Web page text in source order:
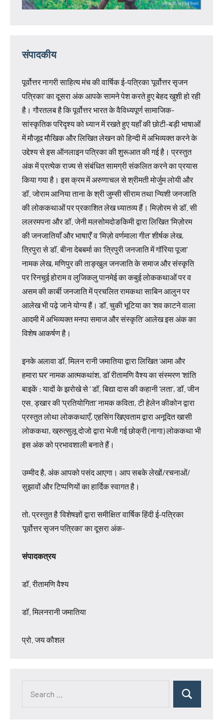
संपादकीय
पूर्वोत्तर नागरी साहित्य मंच की वार्षिक ई-पत्रिका ‘पूर्वोत्तर सृजन
पत्रिका’ का दूसरा अंक आपके सामने पेश करते हुए बेहद खुशी हो रही
है। गौरतलब है कि पूर्वोत्तर भारत के वैविध्यपूर्ण सामाजिक-
सांस्कृतिक परिदृश्य को ध्यान में रखते हुए यहाँ की छोटी-बड़ी भाषाओं
में मौजूद मौखिक और लिखित लेखन को हिन्दी में अभिव्यक्त करने के
उद्देश्य से इस ऑनलाइन पत्रिका की शुरूआत की गई है। प्रस्तुत
अंक में प्रत्येक राज्य से संबंधित सामग्री संकलित करने का प्रयास
किया गया है। इस क्रम में अरुणाचल से श्रीमती मोर्जुम लोयी और
डॉ. जोराम आनिया ताना के श्री जुम्सी सीराम तथा न्यिशी जनजाति
की लोककथाओं पर प्रकाशित लेख ध्यातव्य हैं। मिज़ोरम से डॉ. सी
ललरमपना और डॉ. जेनी मलसोमदोङकिमी द्वारा लिखित ‘मिज़ोरम
की जनजातियाँ और भाषाएँ’ व ‘मिज़ो वर्णमाला गीत’ शीर्षक लेख,
त्रिपुरा से डॉ. बीना देबबर्मा का ‘त्रिपुरी जनजाति में गॉरिया पूजा’
नामक लेख, मणिपुर की ताङ्खुल जनजाति के समाज और संस्कृति
पर रिनचुई होराम व लुजिकलु पानमेई का कबुई लोककथाओं पर व
असम की कार्बी जनजाति में प्रचलित रामकथा साबिन आलुन पर
आलेख भी पढ़े जाने योग्य हैं। डॉ. चुकी भूटिया का ‘शव काटने वाला
आदमी में अभिव्यक्त मनपा समाज और संस्कृति’ आलेख इस अंक का
विशेष आकर्षण है।
इनके अलावा डॉ. मिलन रानी जमातिया द्वारा लिखित ‘आमा और
हमारा घर’ नामक आत्मकथांश, डाॅ रीतामणि वैश्य का संस्मरण ‘शांति
बाइकें : यादों के झरोखे से ‘ डॉ. बिद्या दास की कहानी ‘लता’, डॉ. जीन
एस. ड्खार की ‘प्रतियोगिता’ नामक कविता, टी हेलेन कीकोन द्वारा
प्रस्तुत लोथा लोककथाएँ, एहसिंग खिएवताम द्वारा अनूदित खासी
लोककथा, ख्रुत्सुलू दोजो द्वारा भेजी गई छोक्री (नागा) लोककथा भी
इस अंक को प्रभावशाली बनाते हैं।
उम्मीद है, अंक आपको पसंद आएगा। आप सबके लेखों/रचनाओं/
सुझावों और टिप्पणियों का हार्दिक स्वागत है।
तो, प्रस्तुत है ‘विशेषज्ञों द्वारा समीक्षित’ वार्षिक हिंदी ई-पत्रिका
‘पूर्वोत्तर सृजन पत्रिका’ का दूसरा अंक-
संपादकत्रय
डॉ. रीतामणि वैश्य
डॉ. मिलनरानी जमातिया
प्रो. जय कौशल